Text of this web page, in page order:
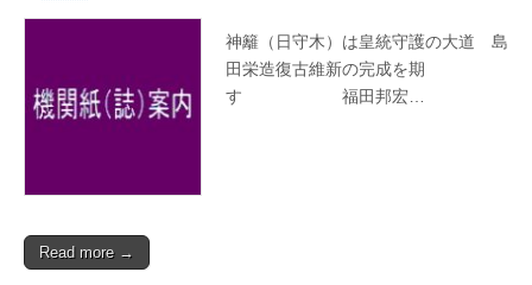
電子
版
愛
國
團
體
神籬（日守木）は皇統守護の大道 島
田栄造復古維新の完成を期
す 福田邦宏…
Read more →